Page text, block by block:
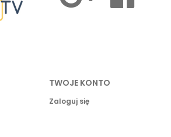
TWOJE KONTO
Zaloguj się